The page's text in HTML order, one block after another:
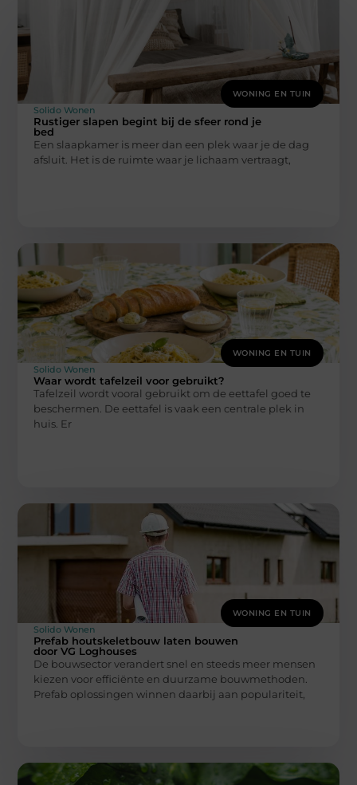
WONING EN TUIN
Solido Wonen
Rustiger slapen begint bij de sfeer rond je
bed
Een slaapkamer is meer dan een plek waar je de dag
afsluit. Het is de ruimte waar je lichaam vertraagt,
WONING EN TUIN
Solido Wonen
Waar wordt tafelzeil voor gebruikt?
Tafelzeil wordt vooral gebruikt om de eettafel goed te
beschermen. De eettafel is vaak een centrale plek in
huis. Er
WONING EN TUIN
Solido Wonen
Prefab houtskeletbouw laten bouwen
door VG Loghouses
De bouwsector verandert snel en steeds meer mensen
kiezen voor efficiënte en duurzame bouwmethoden.
Prefab oplossingen winnen daarbij aan populariteit,